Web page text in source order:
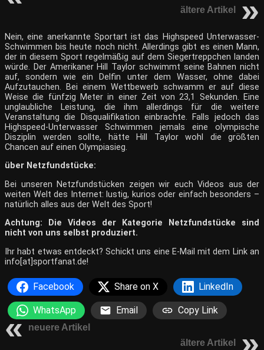
ältere Artikel
Nein, eine anerkannte Sportart ist das Highspeed Unterwasser-
Schwimmen bis heute noch nicht. Allerdings gibt es einen Mann,
der in diesem Sport regelmäßig auf dem Siegertreppchen landen
würde. Der Amerikaner Hill Taylor schwimmt seine Bahnen nicht
auf, sondern wie ein Delfin unter dem Wasser, ohne dabei
Aufzutauchen. Bei einem Wettbewerb schwamm er auf diese
Weise die fünfzig Meter in einer Zeit von 23,1 Sekunden. Eine
unglaubliche Leistung, die ihm allerdings für die weitere
Veranstaltung die Disqualifikation einbrachte. Falls jedoch das
Highspeed-Unterwasser Schwimmen jemals eine olympische
Disziplin werden sollte, hätte Hill Taylor wohl die größten
Chancen auf einen Olympiasieg.
über Netzfundstücke:
Bei unseren Netzfundstücken zeigen wir euch Videos aus der
weiten Welt des Internet: lustig, kurios oder einfach besonders –
natürlich alles aus der Welt des Sport!
Achtung: Die Videos der Kategorie Netzfundstücke sind
nicht von uns selbst produziert.
Ihr habt etwas entdeckt? Schickt uns eine E-Mail mit dem Link an
info[at]sportfanat.de!
Facebook Share on X LinkedIn
WhatsApp Email Copy Link
neuere Artikel
ältere Artikel